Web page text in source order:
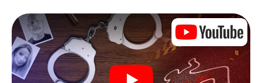
zahlreichen Schauplätzen in Granada, die mit der Tat in
Verbindung stehen, und schließlich zum Mörder. An jedem
Ort knacken Sie knifflige Rätsel und kommen so Stück für
Stück der Lösung des Falls immer näher. Anders als bei
einem klassischen Krimi Dinner in Granada bestimmen also
Sie das Geschehen, bewegen sich an der frischen Luft